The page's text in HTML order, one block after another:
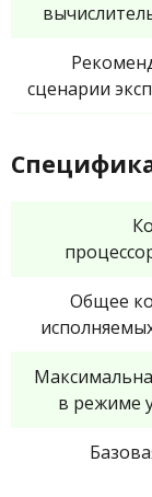
сценарии
Общее
в режиме